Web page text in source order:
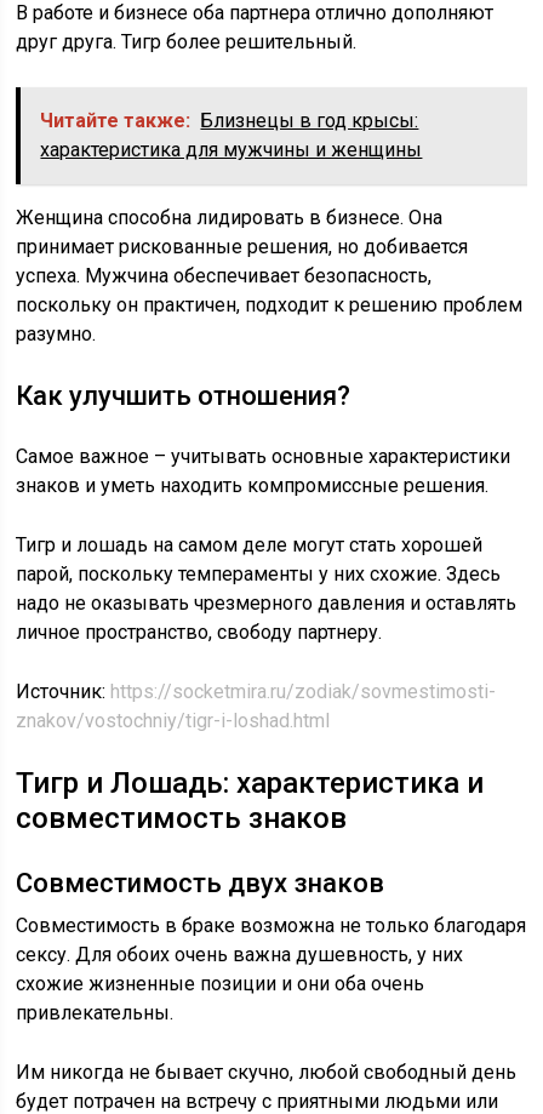
В работе и бизнесе оба партнера отлично дополняют
друг друга. Тигр более решительный.
Читайте также: Близнецы в год крысы:
характеристика для мужчины и женщины
Женщина способна лидировать в бизнесе. Она
принимает рискованные решения, но добивается
успеха. Мужчина обеспечивает безопасность,
поскольку он практичен, подходит к решению проблем
разумно.
Как улучшить отношения?
Самое важное – учитывать основные характеристики
знаков и уметь находить компромиссные решения.
Тигр и лошадь на самом деле могут стать хорошей
парой, поскольку темпераменты у них схожие. Здесь
надо не оказывать чрезмерного давления и оставлять
личное пространство, свободу партнеру.
Источник: https://socketmira.ru/zodiak/sovmestimosti-
znakov/vostochniy/tigr-i-loshad.html
Тигр и Лошадь: характеристика и
совместимость знаков
Совместимость двух знаков
Совместимость в браке возможна не только благодаря
сексу. Для обоих очень важна душевность, у них
схожие жизненные позиции и они оба очень
привлекательны.
Им никогда не бывает скучно, любой свободный день
будет потрачен на встречу с приятными людьми или